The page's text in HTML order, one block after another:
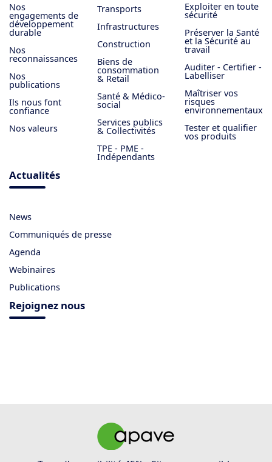
Nos
engagements de
développement
durable
Nos
reconnaissances
Nos
publications
Ils nous font
confiance
Nos valeurs
Transports
Infrastructures
Construction
Biens de
consommation
& Retail
Santé & Médico-
social
Services publics
& Collectivités
TPE - PME -
Indépendants
Exploiter en toute
sécurité
Préserver la Santé
et la Sécurité au
travail
Auditer - Certifier -
Labelliser
Maîtriser vos
risques
environnementaux
Tester et qualifier
vos produits
Actualités
News
Communiqués de presse
Agenda
Webinaires
Publications
Rejoignez nous